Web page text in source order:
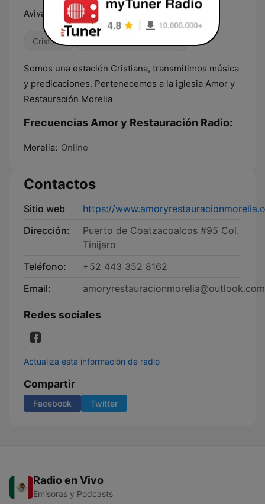
Aviva tu Fe
Cristiana
Somos una estación Cristiana, transmitimos música
y predicaciones. Pertenecemos a la iglesia Amor y
Restauración Morelia
Frecuencias Amor y Restauración Radio:
Morelia: Online
Contactos
Sitio web
https://
Dirección:
Puerto de Coatzacoalcos #95 Col.
Tinijaro
Teléfono:
+52 443 352 8162
Email:
amoryrestauracionmorelia@outlook.com
Redes sociales
Actualiza esta información de radio
Compartir
Facebook Twitter
Radio en Vivo
Emisoras y Podcasts